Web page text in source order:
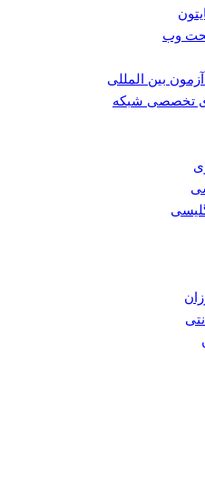
وب
بین المللی
تخصصی شبکه